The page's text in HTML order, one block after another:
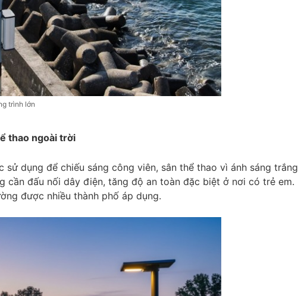
trình lớn
thao ngoài trời
dụng để chiếu sáng công viên, sân thể thao vì ánh sáng trắng
cần đấu nối dây điện, tăng độ an toàn đặc biệt ở nơi có trẻ em.
được nhiều thành phố áp dụng.​